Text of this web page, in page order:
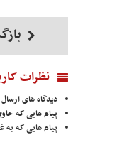
نظرات
دیدگاه های
پیام هایی که
پیام هایی که به